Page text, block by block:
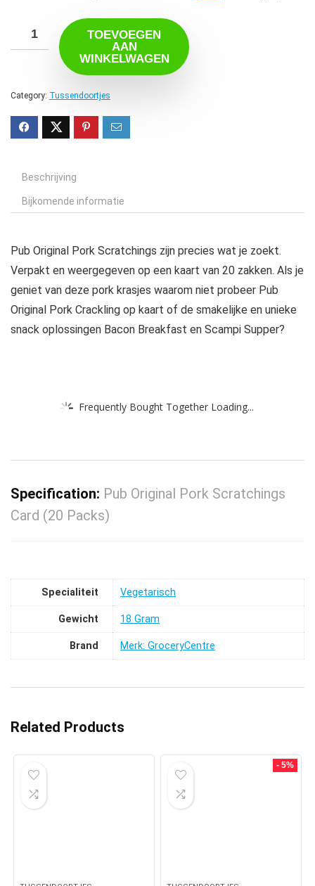
TOEVOEGEN
AAN
WINKELWAGEN
Category: Tussendoortjes
Beschrijving
Bijkomende informatie
Pub Original Pork Scratchings zijn precies wat je zoekt.
Verpakt en weergegeven op een kaart van 20 zakken. Als je
geniet van deze pork krasjes waarom niet probeer Pub
Original Pork Crackling op kaart of de smakelijke en unieke
snack oplossingen Bacon Breakfast en Scampi Supper?
Frequently Bought Together Loading...
Specification: Pub Original Pork Scratchings
Card (20 Packs)
Specialiteit ‎Vegetarisch
Gewicht ‎18 Gram
Brand Merk: GroceryCentre
Related Products
- 5%